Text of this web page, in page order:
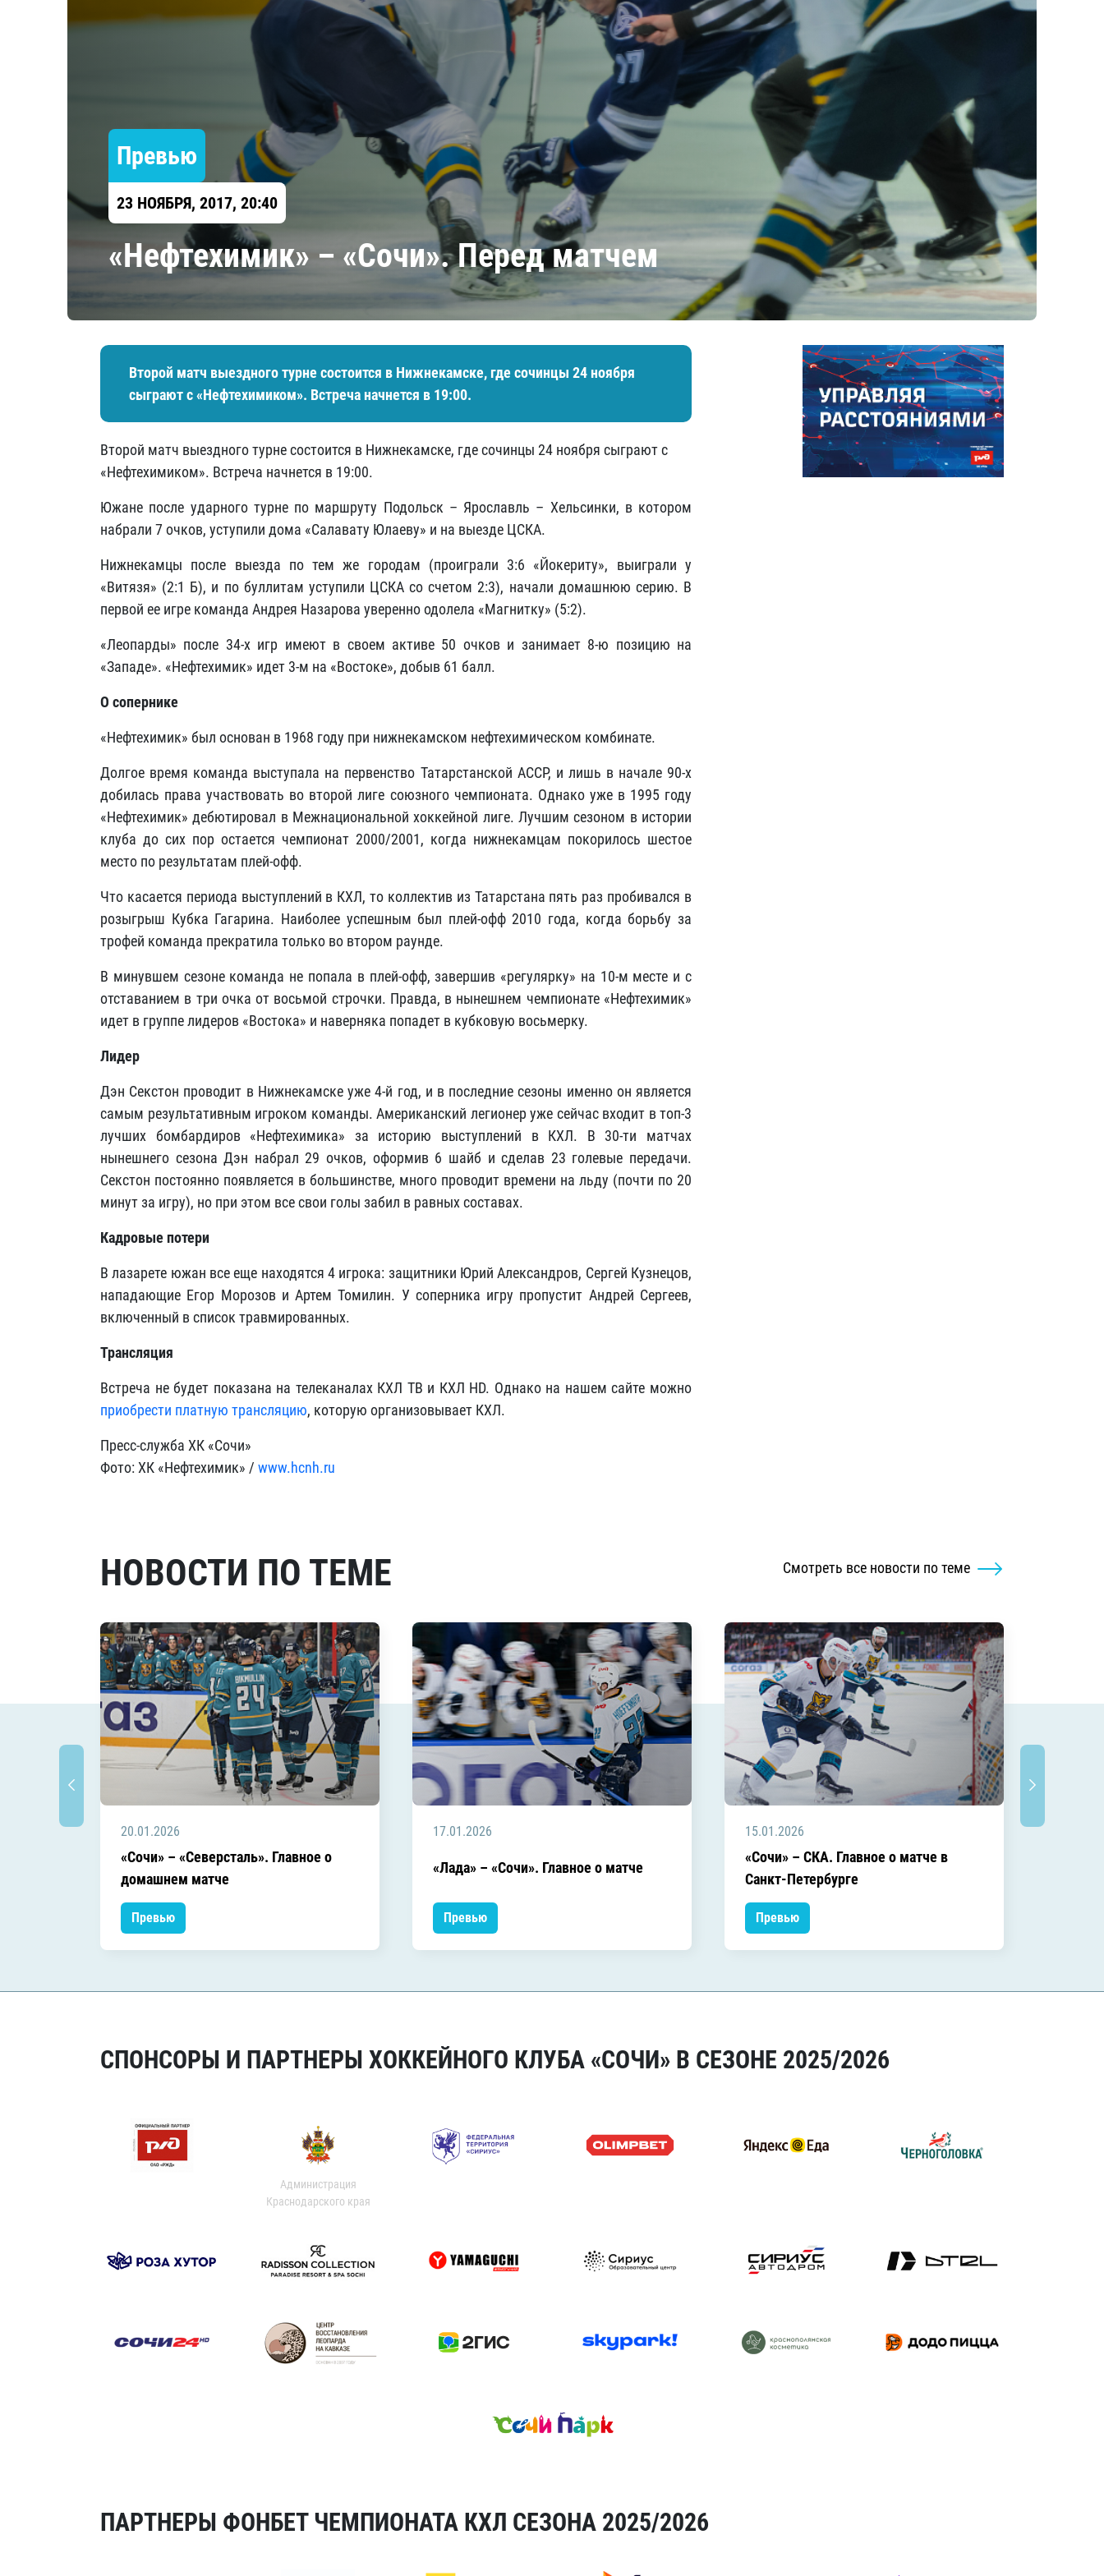
Локомотив
Шанхайские Драконы
Салават Юлаев
Сибирь
Превью
23 НОЯБРЯ, 2017, 20:40
«Нефтехимик» – «Сочи». Перед матчем
Второй матч выездного турне состоится в Нижнекамске, где сочинцы 24 ноября
сыграют с «Нефтехимиком». Встреча начнется в 19:00.
Второй матч выездного турне состоится в Нижнекамске, где сочинцы 24 ноября сыграют с
«Нефтехимиком». Встреча начнется в 19:00.
Южане после ударного турне по маршруту Подольск – Ярославль – Хельсинки, в котором
набрали 7 очков, уступили дома «Салавату Юлаеву» и на выезде ЦСКА.
Нижнекамцы после выезда по тем же городам (проиграли 3:6 «Йокериту», выиграли у
«Витязя» (2:1 Б), и по буллитам уступили ЦСКА со счетом 2:3), начали домашнюю серию. В
первой ее игре команда Андрея Назарова уверенно одолела «Магнитку» (5:2).
«Леопарды» после 34-х игр имеют в своем активе 50 очков и занимает 8-ю позицию на
«Западе». «Нефтехимик» идет 3-м на «Востоке», добыв 61 балл.
О сопернике
«Нефтехимик» был основан в 1968 году при нижнекамском нефтехимическом комбинате.
Долгое время команда выступала на первенство Татарстанской АССР, и лишь в начале 90-х
добилась права участвовать во второй лиге союзного чемпионата. Однако уже в 1995 году
«Нефтехимик» дебютировал в Межнациональной хоккейной лиге. Лучшим сезоном в истории
клуба до сих пор остается чемпионат 2000/2001, когда нижнекамцам покорилось шестое
место по результатам плей-офф.
Что касается периода выступлений в КХЛ, то коллектив из Татарстана пять раз пробивался в
розыгрыш Кубка Гагарина. Наиболее успешным был плей-офф 2010 года, когда борьбу за
трофей команда прекратила только во втором раунде.
В минувшем сезоне команда не попала в плей-офф, завершив «регулярку» на 10-м месте и с
отставанием в три очка от восьмой строчки. Правда, в нынешнем чемпионате «Нефтехимик»
идет в группе лидеров «Востока» и наверняка попадет в кубковую восьмерку.
Лидер
Дэн Секстон проводит в Нижнекамске уже 4-й год, и в последние сезоны именно он является
самым результативным игроком команды. Американский легионер уже сейчас входит в топ-3
лучших бомбардиров «Нефтехимика» за историю выступлений в КХЛ. В 30-ти матчах
нынешнего сезона Дэн набрал 29 очков, оформив 6 шайб и сделав 23 голевые передачи.
Секстон постоянно появляется в большинстве, много проводит времени на льду (почти по 20
минут за игру), но при этом все свои голы забил в равных составах.
Кадровые потери
В лазарете южан все еще находятся 4 игрока: защитники Юрий Александров, Сергей Кузнецов,
нападающие Егор Морозов и Артем Томилин. У соперника игру пропустит Андрей Сергеев,
включенный в список травмированных.
Трансляция
Встреча не будет показана на телеканалах КХЛ ТВ и КХЛ HD. Однако на нашем сайте можно
приобрести платную трансляцию, которую организовывает КХЛ.
Пресс-служба ХК «Сочи»
Фото: ХК «Нефтехимик» / www.hcnh.ru
НОВОСТИ ПО ТЕМЕ Смотреть все новости по теме
20.01.2026
«Сочи» – «Северсталь». Главное о
домашнем матче
Превью
17.01.2026
«Лада» – «Сочи». Главное о матче
Превью
15.01.2026
«Сочи» – СКА. Главное о матче в
Санкт-Петербурге
Превью
СПОНСОРЫ И ПАРТНЕРЫ ХОККЕЙНОГО КЛУБА «СОЧИ» В СЕЗОНЕ 2025/2026
Администрация
Краснодарского края
ПАРТНЕРЫ ФОНБЕТ ЧЕМПИОНАТА КХЛ СЕЗОНА 2025/2026